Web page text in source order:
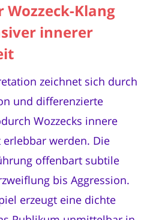
Klang
innerer
zeichnet sich durch
und differenzierte
Wozzecks innere
werden. Die
offenbart subtile
bis Aggression.
erzeugt eine dichte